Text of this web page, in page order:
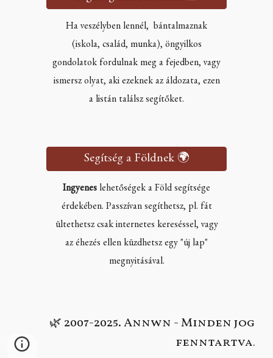
Ha veszélyben lennél, bántalmaznak
(iskola, család, munka), öngyilkos
gondolatok fordulnak meg a fejedben, vagy
ismersz olyat, aki ezeknek az áldozata, ezen
a listán találsz segítőket.
Segítség a Földnek 🌍
Ingyenes lehetőségek a Föld segítsége
érdekében. Passzívan segíthetsz, pl. fát
ültethetsz csak internetes kereséssel, vagy
az éhezés ellen küzdhetsz egy "új lap"
megnyitásával.
🌿 2007-2025. Annwn - Minden jog
fenntartva.